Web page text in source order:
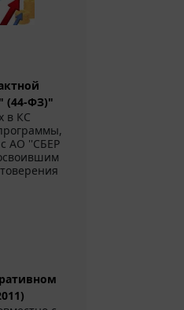
(44-ФЗ)"
в КС
АО ''СБЕР